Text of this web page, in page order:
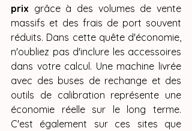
prix grâce à des volumes de vente
massifs et des frais de port souvent
réduits. Dans cette quête d'économie,
n'oubliez pas d'inclure les accessoires
dans votre calcul. Une machine livrée
avec des buses de rechange et des
outils de calibration représente une
économie réelle sur le long terme.
C'est également sur ces sites que